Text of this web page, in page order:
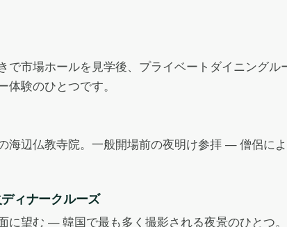
市場ホールを見学後、プライベートダイニングル
験のひとつです。
海辺仏教寺院。一般開場前の夜明け参拝 — 僧侶に
ィナークルーズ
望む — 韓国で最も多く撮影される夜景のひとつ